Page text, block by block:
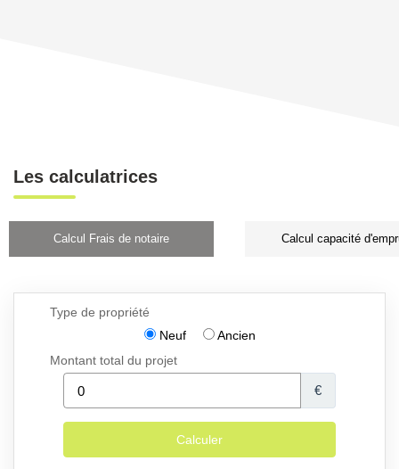
Les calculatrices
Calcul Frais de notaire Calcul capacité